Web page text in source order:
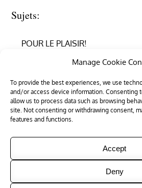
Manage Cookie
To provide the best experiences, we use
and/or access device information. Consenting
allow us to process data such as browsing
site. Not consenting or withdrawing consent,
features and functions.
Accept
Deny
Sujets:
POUR LE PLAISIR!
REPRENDRE CONFIANCE
RÉUSSIR EN PHYSIQUE
RÉUSSIR SON ENTRÉE DANS LE
Copyright © 2026Tous les trucs.